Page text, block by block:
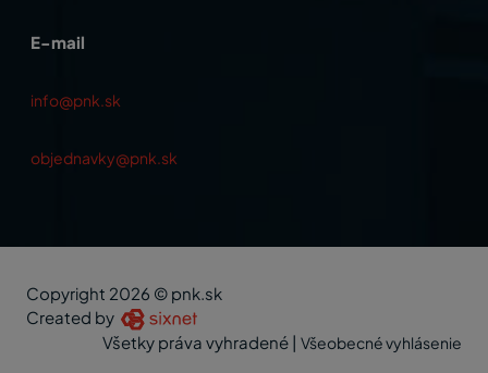
E-mail
info@pnk.sk
objednavky@pnk.sk
Copyright 2026 © pnk.sk
Created by
Všetky práva vyhradené | Všeobecné vyhlásenie